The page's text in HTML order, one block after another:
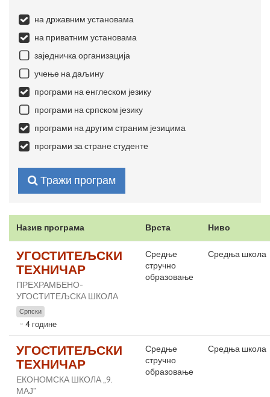
на државним установама
на приватним установама
заједничка организација
учење на даљину
програми на енглеском језику
програми на српском језику
програми на другим страним језицима
програми за стране студенте
Тражи програм
Назив програма Врста Ниво
УГОСТИТЕЉСКИ
ТЕХНИЧАР
ПРЕХРАМБЕНО-
УГОСТИТЕЉСКА ШКОЛА
Српски
4 године
Средње
стручно
образовање
Средња школа
УГОСТИТЕЉСКИ
ТЕХНИЧАР
ЕКОНОМСКА ШКОЛА „9.
МАЈ”
Средње
стручно
образовање
Средња школа